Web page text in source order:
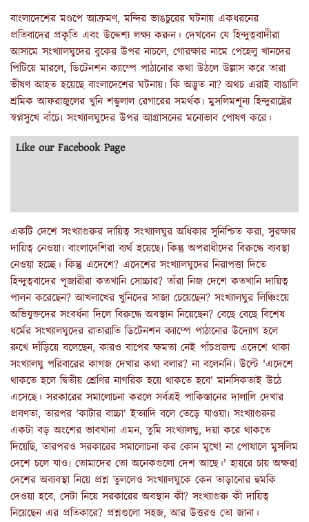
বাংলাদেশের মণ্ডপে আক্রমণ, মন্দির ভাঙচুরের ঘটনায় একধরনের
প্রতিবাদের প্রকৃতি এবং উদ্দেশ্য লক্ষ্য করুন। দেখবেন যে হিন্দুত্ববাদীরা
আসামে সংখ্যালঘুদের বুকের উপর নাচলে, গোরক্ষার নামে পেহেলু খানদের
পিটিয়ে মারলে, ডিটেনশন ক্যাম্পে পাঠানোর কথা উঠলে উল্লাস করে তারা
ভীষণ আহত হয়েছে বাংলাদেশের ঘটনায়৷ কি অদ্ভুত না? অথচ এরাই বাঙালি
শ্রমিক আফরাজুলের খুনি শম্ভুলাল রেগারের সমর্থক৷ মুসলিমশূন্য হিন্দুরাষ্ট্রের
স্বপ্নসুখে বাঁচে৷ সংখ্যালঘুদের উপর আগ্রাসনের মনোভাব পোষণ করে।
Like our Facebook Page
একটি দেশে সংখ্যাগুরুর দায়িত্ব সংখ্যালঘুর অধিকার সুনিশ্চিত করা, সুরক্ষার
দায়িত্ব নেওয়া৷ বাংলাদেশিরা ব্যর্থ হয়েছে৷ কিন্তু অপরাধীদের বিরুদ্ধে ব্যবস্থা
নেওয়া হচ্ছে। কিন্তু এদেশে? এদেশের সংখ্যালঘুদের নিরাপত্তা দিতে
হিন্দুত্ববাদের পূজারীরা কতখানি সোচ্চার? তাঁরা নিজ দেশে কতখানি দায়িত্ব
পালন করেছেন? আখলাখের খুনিদের সাজা চেয়েছেন? সংখ্যালঘুর লিঞ্চিংয়ে
অভিযুক্তদের সংবর্ধনা দিলে বিরুদ্ধে অবস্থান নিয়েছেন? বেছে বেছে বিশেষ
ধর্মের সংখ্যালঘুদের রাতারাতি ডিটেনশন ক্যাম্পে পাঠানোর উদ্যোগ হলে
রুখে দাঁড়িয়ে বলেছেন, কারও বাপের ক্ষমতা নেই পাঁচপ্রজন্ম এদেশে থাকা
সংখ্যালঘু পরিবারের কাগজ দেখার কথা বলার? না বলেননি৷ উল্টে 'এদেশে
থাকতে হলে দ্বিতীয় শ্রেণির নাগরিক হয়ে থাকতে হবে' মানসিকতাই উঠে
এসেছে। সরকারের সমালোচনা করলে সর্বত্রই পাকিস্তানের দালালি দেখার
প্রবণতা, তারপর 'কাটার বাচ্চা' ইত্যাদি বলে তেড়ে যাওয়া৷ সংখ্যাগুরুর
একটা বড় অংশের ভাবখানা এমন, তুমি সংখ্যালঘু, দয়া করে থাকতে
দিয়েছি, তারপরও সরকারের সমালোচনা কর কোন মুখে! না পোষালে মুসলিম
দেশে চলে যাও৷ তোমাদের তো অনেকগুলো দেশ আছে।' হায়রে চায় অক্ষর!
দেশের অব্যবস্থা নিয়ে প্রশ্ন তুললেও সংখ্যালঘুকে কেন তাড়ানোর হুমকি
দেওয়া হবে, সেটা নিয়ে সরকারের অবস্থান কী? সংখ্যাগুরু কী দায়িত্ব
নিয়েছেন এর প্রতিকারে? প্রশ্নগুলো সহজ, আর উত্তরও তো জানা।